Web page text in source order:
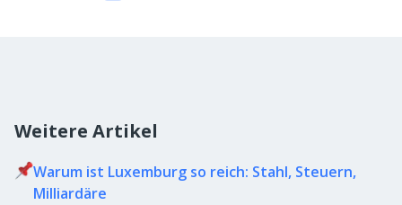
Weitere Artikel
Warum ist Luxemburg so reich: Stahl, Steuern,
Milliardäre